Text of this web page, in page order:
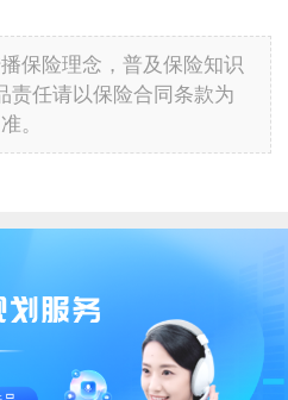
保险理念，普及保险知识
责任请以保险合同条款为
准。